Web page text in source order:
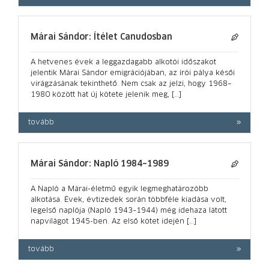
Márai Sándor: Ítélet Canudosban
A hetvenes évek a leggazdagabb alkotói időszakot
jelentik Márai Sándor emigrációjában, az írói pálya késői
virágzásának tekinthető. Nem csak az jelzi, hogy 1968–
1980 között hat új kötete jelenik meg, […]
tovább
Márai Sándor: Napló 1984–1989
A Napló a Márai-életmű egyik legmeghatározóbb
alkotása. Évek, évtizedek során többféle kiadása volt,
legelső naplója (Napló 1943–1944) még idehaza látott
napvilágot 1945-ben. Az első kötet idején […]
tovább